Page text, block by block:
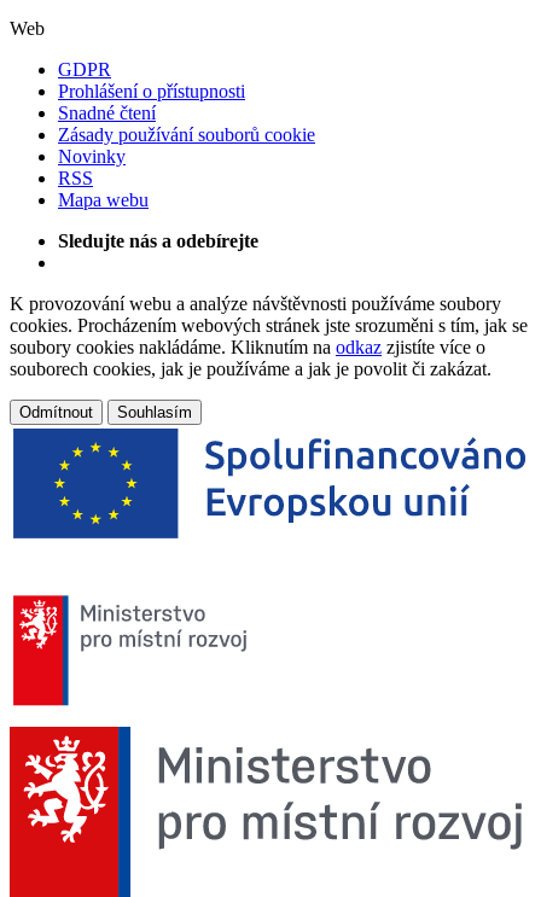
Web
GDPR
Prohlášení o přístupnosti
Snadné čtení
Zásady používání souborů cookie
Novinky
RSS
Mapa webu
Sledujte nás a odebírejte
K provozování webu a analýze návštěvnosti používáme soubory
cookies. Procházením webových stránek jste srozuměni s tím, jak se
soubory cookies nakládáme. Kliknutím na odkaz zjistíte více o
souborech cookies, jak je používáme a jak je povolit či zakázat.
Odmítnout Souhlasím